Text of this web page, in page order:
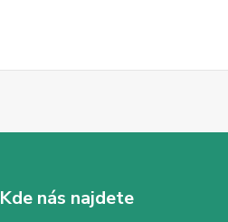
Kde nás najdete